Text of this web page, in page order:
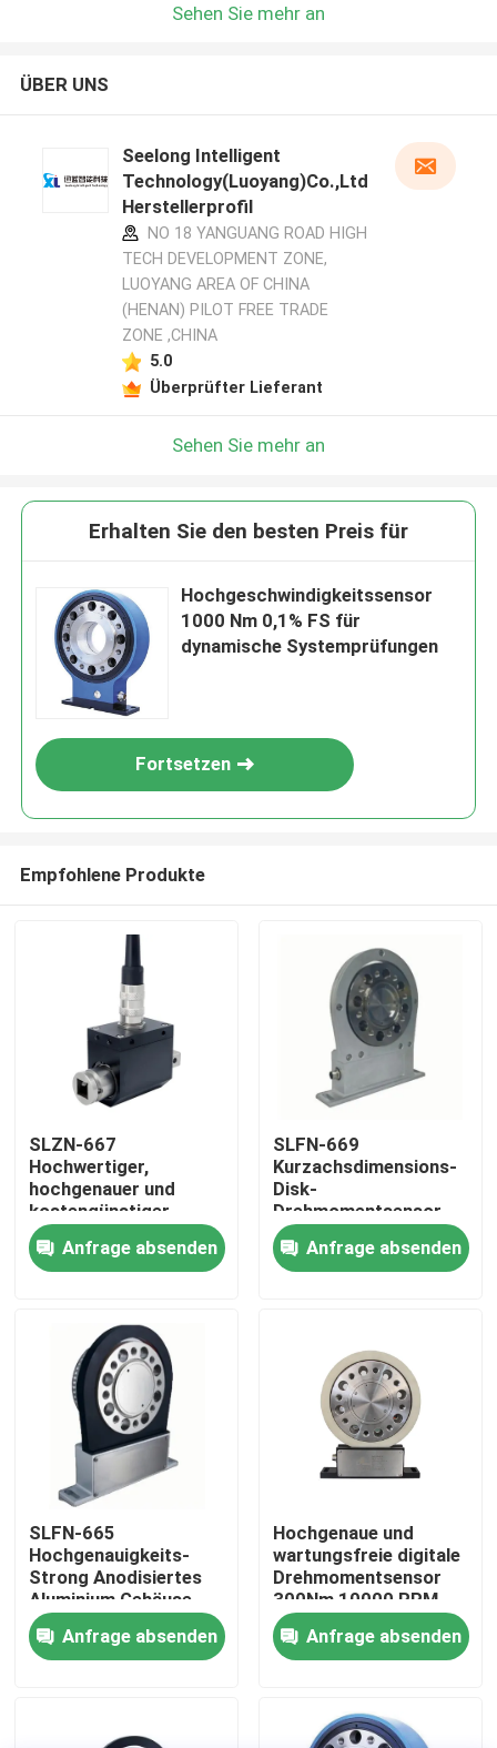
Heim
Produkte
Über uns
Qualitätskontrolle
Kontakt mit uns
Neuigkeiten
Fälle
Drehmoment-Dynamometer
Hochgeschwindigkeitsdynamometer
Sehen Sie mehr an
ÜBER UNS
Seelong Intelligent
Technology(Luoyang)Co.,Ltd
Herstellerprofil
NO 18 YANGUANG ROAD HIGH
TECH DEVELOPMENT ZONE,
LUOYANG AREA OF CHINA
(HENAN) PILOT FREE TRADE
ZONE ,CHINA
5.0
Überprüfter Lieferant
Sehen Sie mehr an
Erhalten Sie den besten Preis für
Hochgeschwindigkeitssensor
1000 Nm 0,1% FS für
dynamische Systemprüfungen
Fortsetzen
Empfohlene Produkte
SLZN-667
Hochwertiger,
hochgenauer und
kostengünstiger
dynamischer
Drehmomentsensor
Anfrage absenden
SLFN-669
Kurzachsdimensions-
Disk-
Drehmomentsensor
mit hoher Genauigkeit
Anfrage absenden
SLFN-665
Hochgenauigkeits-
Strong Anodisiertes
Aluminium Gehäuse
Drehmoment Sensor
Anfrage absenden
Hochgenaue und
wartungsfreie digitale
Drehmomentsensor
300Nm 10000 RPM
Anfrage absenden